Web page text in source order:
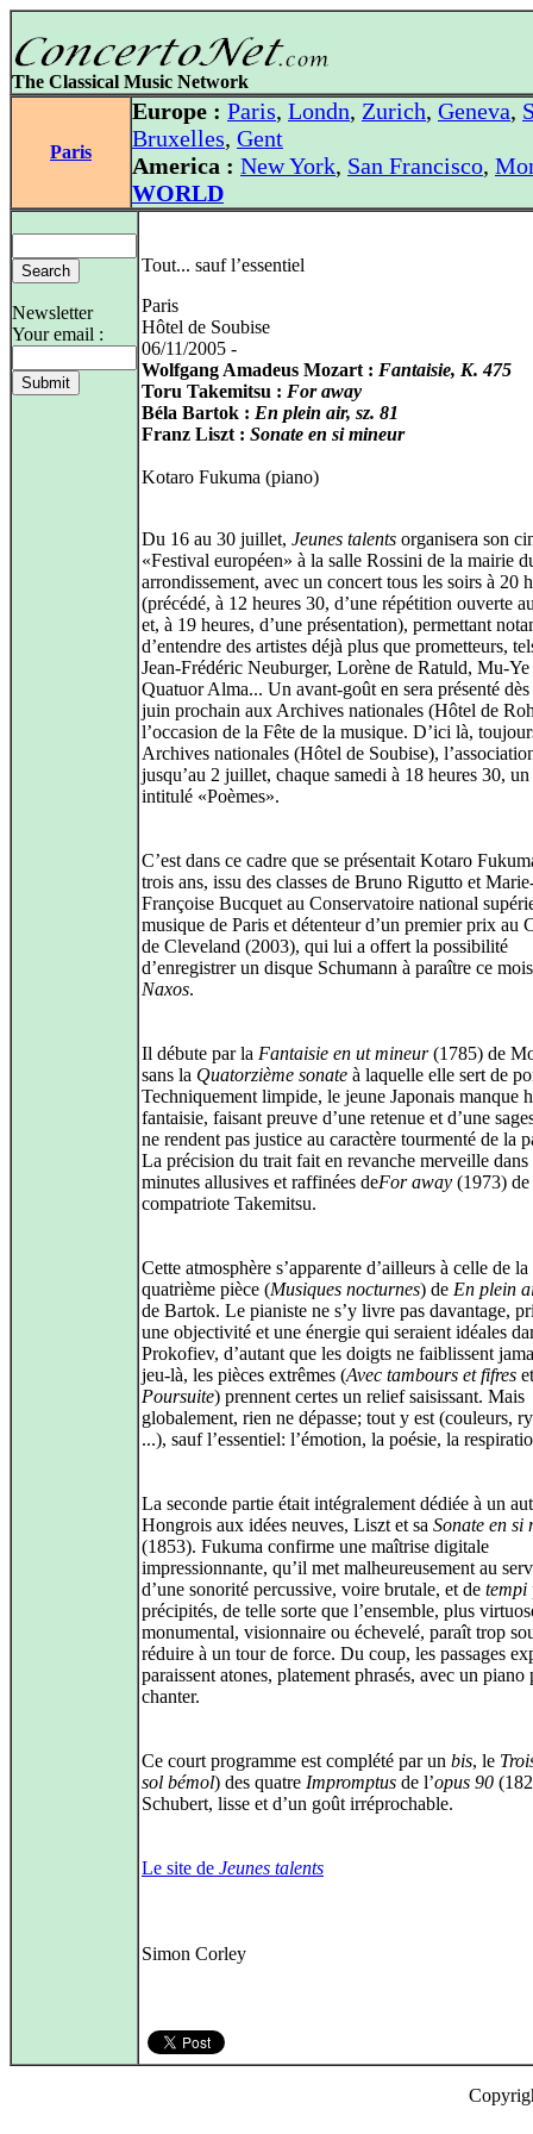
The Classical Music Network
Paris
Europe : Paris, Londn, Zurich, Geneva,
Bruxelles, Gent
America : New York, San Francisco,
WORLD
Newsletter
Your email :
Tout... sauf l’essentiel
Paris
Hôtel de Soubise
06/11/2005 -
Wolfgang Amadeus Mozart : Fantaisie, K. 475
Toru Takemitsu : For away
Béla Bartok : En plein air, sz. 81
Franz Liszt : Sonate en si mineur
Kotaro Fukuma (piano)
Du 16 au 30 juillet, Jeunes talents organisera son
«Festival européen» à la salle Rossini de la mairie
arrondissement, avec un concert tous les soirs à 20
(précédé, à 12 heures 30, d’une répétition ouverte
et, à 19 heures, d’une présentation), permettant
d’entendre des artistes déjà plus que prometteurs,
Jean-Frédéric Neuburger, Lorène de Ratuld, Mu-
Quatuor Alma... Un avant-goût en sera présenté
juin prochain aux Archives nationales (Hôtel de
l’occasion de la Fête de la musique. D’ici là,
Archives nationales (Hôtel de Soubise),
jusqu’au 2 juillet, chaque samedi à 18 heures 30,
intitulé «Poèmes».
C’est dans ce cadre que se présentait Kotaro
trois ans, issu des classes de Bruno Rigutto et
Françoise Bucquet au Conservatoire national
musique de Paris et détenteur d’un premier prix au
de Cleveland (2003), qui lui a offert la possibilité
d’enregistrer un disque Schumann à paraître ce
Naxos.
Il débute par la Fantaisie en ut mineur(1785) de
sans la Quatorzième sonate à laquelle elle sert de
Techniquement limpide, le jeune Japonais manque
fantaisie, faisant preuve d’une retenue et d’une
ne rendent pas justice au caractère tourmenté de la
La précision du trait fait en revanche merveille dans
minutes allusives et raffinées deFor away (1973) de
compatriote Takemitsu.
Cette atmosphère s’apparente d’ailleurs à celle de la
quatrième pièce (Musiques nocturnes) de En plein
de Bartok. Le pianiste ne s’y livre pas davantage,
une objectivité et une énergie qui seraient idéales
Prokofiev, d’autant que les doigts ne faiblissent
jeu-là, les pièces extrêmes (Avec tambours et fifres et
Poursuite) prennent certes un relief saisissant. Mais
globalement, rien ne dépasse; tout y est (couleurs,
...), sauf l’essentiel: l’émotion, la poésie, la
La seconde partie était intégralement dédiée à un
Hongrois aux idées neuves, Liszt et sa Sonate en si
(1853). Fukuma confirme une maîtrise digitale
impressionnante, qu’il met malheureusement au
d’une sonorité percussive, voire brutale, et de tempi
précipités, de telle sorte que l’ensemble, plus
monumental, visionnaire ou échevelé, paraît trop
réduire à un tour de force. Du coup, les passages
paraissent atones, platement phrasés, avec un piano
chanter.
Ce court programme est complété par un bis, le
sol bémol) des quatre Impromptus de l’opus 90
Schubert, lisse et d’un goût irréprochable.
Le site de Jeunes talents
Simon Corley